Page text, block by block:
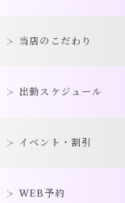
当店のこだわり
出勤スケジュール
イベント・割引
WEB予約